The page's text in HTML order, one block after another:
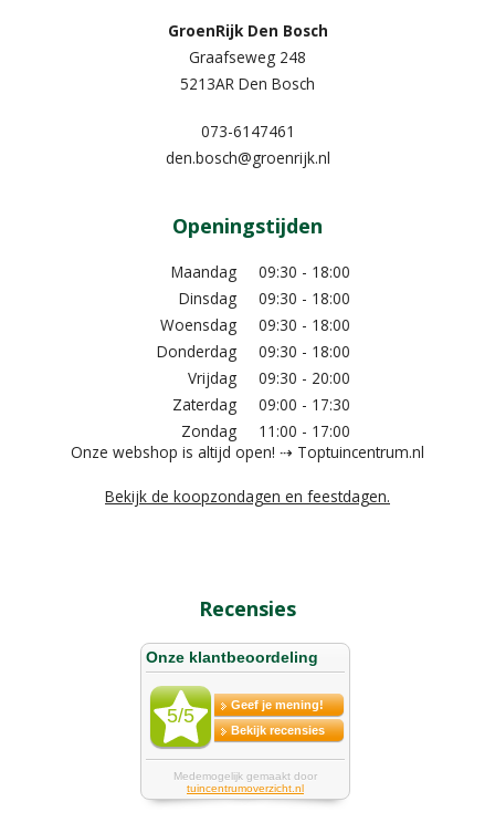
GroenRijk Den Bosch
Graafseweg 248
5213AR Den Bosch
073-6147461
den.bosch@groenrijk.nl
Openingstijden
Maandag
09:30 - 18:00
Dinsdag
09:30 - 18:00
Woensdag
09:30 - 18:00
Donderdag
09:30 - 18:00
Vrijdag
09:30 - 20:00
Zaterdag
09:00 - 17:30
Zondag
11:00 - 17:00
Onze webshop is altijd open! ⇢ Toptuincentrum.nl
Bekijk de koopzondagen en feestdagen.
Recensies